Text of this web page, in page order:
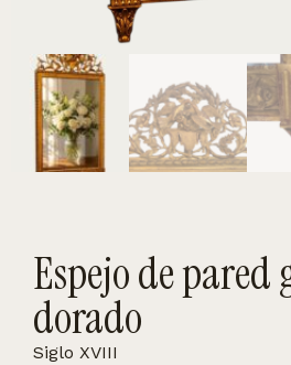
Espejo de pared
dorado
Siglo XVIII